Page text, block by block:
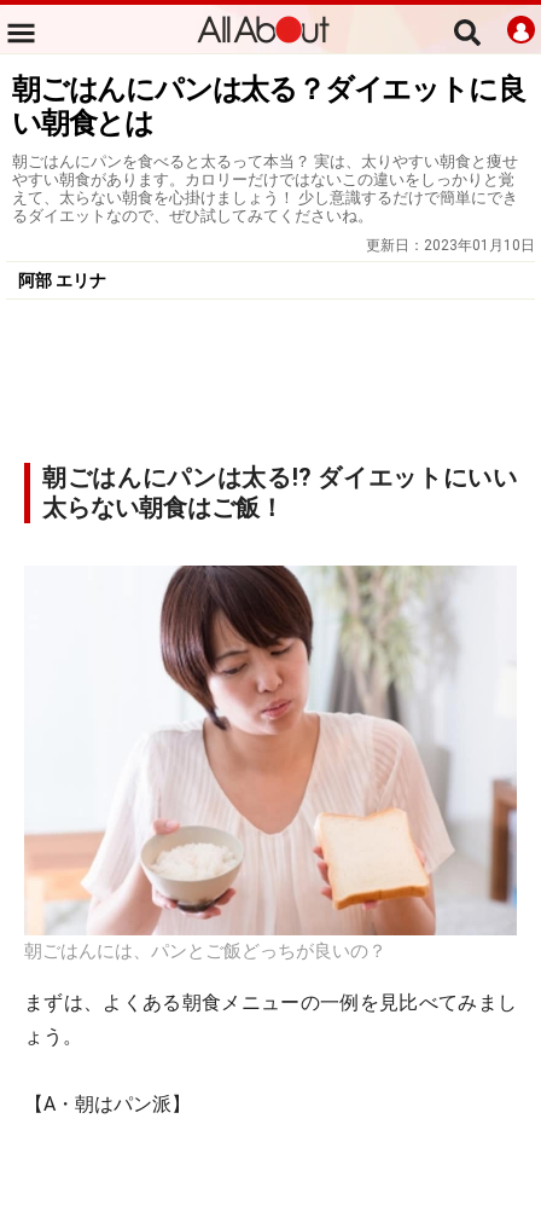
朝ごはんにパンは太る？ダイエットに良
い朝食とは
朝ごはんにパンを食べると太るって本当？ 実は、太りやすい朝食と痩せ
やすい朝食があります。カロリーだけではないこの違いをしっかりと覚
えて、太らない朝食を心掛けましょう！ 少し意識するだけで簡単にでき
るダイエットなので、ぜひ試してみてくださいね。
更新日： 2023年01月10日
阿部 エリナ
朝ごはんにパンは太る!? ダイエットにいい
太らない朝食はご飯！
朝ごはんには、パンとご飯どっちが良いの？
まずは、よくある朝食メニューの一例を見比べてみまし
ょう。
【A・朝はパン派】